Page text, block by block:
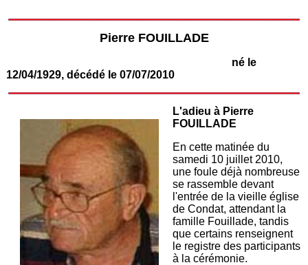
Pierre FOUILLADE
né le
12/04/1929, décédé le 07/07/2010
L'adieu à Pierre
FOUILLADE
En cette matinée du
samedi 10 juillet 2010,
une foule déjà nombreuse
se rassemble devant
l'entrée de la vieille église
de Condat, attendant la
famille Fouillade, tandis
que certains renseignent
le registre des participants
à la cérémonie.